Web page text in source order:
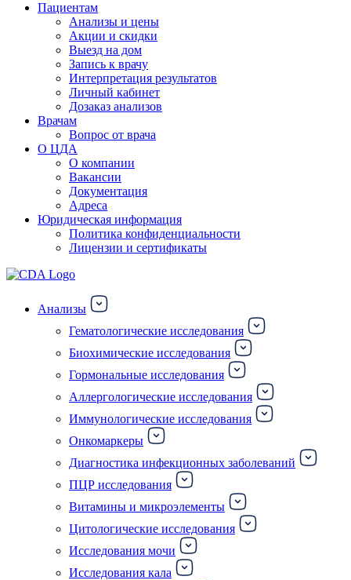
Пациентам
Анализы и цены
Акции и скидки
Выезд на дом
Запись к врачу
Интерпретация результатов
Личный кабинет
Дозаказ анализов
Врачам
Вопрос от врача
О ЦДА
О компании
Вакансии
Документация
Адреса
Юридическая информация
Политика конфиденциальности
Лицензии и сертификаты
Анализы
Гематологические исследования
Биохимические исследования
Гормональные исследования
Аллергологические исследования
Иммунологические исследования
Онкомаркеры
Диагностика инфекционных заболеваний
ПЦР исследования
Витамины и микроэлементы
Цитологические исследования
Исследования мочи
Исследования кала